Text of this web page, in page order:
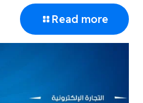
Read more